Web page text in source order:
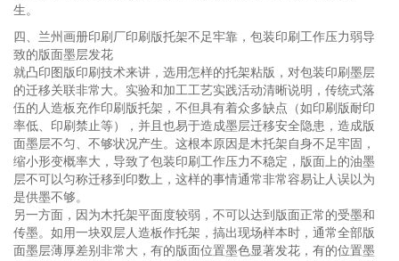
生。
四、兰州画册印刷厂印刷版托架不足牢靠，包装印刷工作压力弱导
致的版面墨层发花
就凸印图版印刷技术来讲，选用怎样的托架粘版，对包装印刷墨层
的迁移关联非常大。实验和加工工艺实践活动清晰说明，传统式落
伍的人造板充作印刷版托架，不但具有着众多缺点（如印刷版耐印
率低、印刷禁止等），并且也易于造成墨层迁移安全隐患，造成版
面墨层不匀、不够状况产生。这根本原因是木托架自身不足牢固，
缩小形变概率大，导致了包装印刷工作压力不稳定，版面上的油墨
层不可以匀称迁移到印数上，这样的事情通常非常容易让人误以为
是供墨不够。
另一方面，因为木托架平面度较弱，不可以达到版面正常的受墨和
传墨。如用一块双层人造板作托架，搞出现场样本时，通常全部版
面墨层薄厚差别非常大，有的版面位置墨色显著发花，有的位置墨